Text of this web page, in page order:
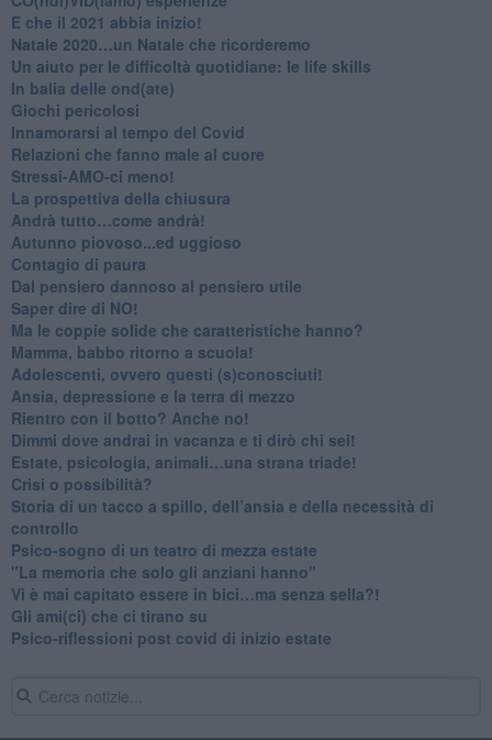
​E che il 2021 abbia inizio!
​Natale 2020…un Natale che ricorderemo
Un aiuto per le difficoltà quotidiane: le life skills
​In balia delle ond(ate)
Giochi pericolosi
Innamorarsi al tempo del Covid
​Relazioni che fanno male al cuore
​Stressi-AMO-ci meno!
​La prospettiva della chiusura
​Andrà tutto…come andrà!
Autunno piovoso...ed uggioso
​Contagio di paura
​Dal pensiero dannoso al pensiero utile
​Saper dire di NO!
​Ma le coppie solide che caratteristiche hanno?
​Mamma, babbo ritorno a scuola!
Adolescenti, ovvero questi (s)conosciuti!
Ansia, depressione e la terra di mezzo
​Rientro con il botto? Anche no!
Dimmi dove andrai in vacanza e ti dirò chi sei!
​Estate, psicologia, animali…una strana triade!
​Crisi o possibilità?
​Storia di un tacco a spillo, dell’ansia e della necessità di
controllo
​Psico-sogno di un teatro di mezza estate
"La memoria che solo gli anziani hanno"
​Vi è mai capitato essere in bici…ma senza sella?!
​Gli ami(ci) che ci tirano su
Psico-riflessioni post covid di inizio estate